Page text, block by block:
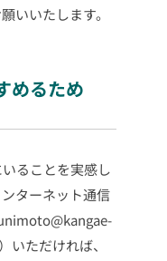
いいたします。
めるため
ることを実感し
ターネット通信
ただければ、